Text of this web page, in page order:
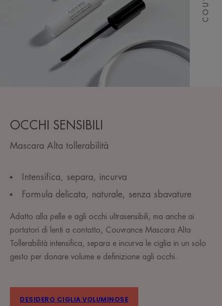
OCCHI SENSIBILI
Mascara Alta tollerabilità
Intensifica, separa, incurva
Formula delicata, naturale, senza sbavature
Adatto alla pelle e agli occhi ultrasensibili, ma anche ai
portatori di lenti a contatto, Couvrance Mascara Alta
Tollerabilità intensifica, separa e incurva le ciglia in un solo
gesto per donare volume e definizione agli occhi.
DESIDERO CIGLIA VOLUMINOSE